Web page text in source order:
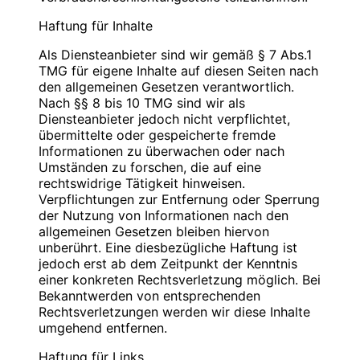
Blauweb.DE Internet-Solutions, Inhaber
Christan Hinzmann
Firmierung: BlauWeb.DE Internet-Solutions
Name: Christian Hinzmann
Strasse: Friedhofsweg 5
PLZ/Ort: 12529 Schönefeld
E-Mail: info@blauweb.de
Telefon: 03379 591001
Telefax: 03379 591 002
Mobil: 0176 277 50500
Umsatzsteuer-Identifikationsnummer gemäß §
27 a Umsatzsteuergesetz:
DE 283623660
Inhaber: Christian Hinzmann
Verantwortlich für den Inhalt nach § 55 Abs. 2
RStV:
Name: Christian Hinzmann
Strasse: Friedhofsweg 5
Verantwortliche Stelle
Name: Christian Hinzmann
Strasse: Friedhofsweg 5
PLZ/Ort: 12529 Schönefeld
E-Mail: info@blauweb.de
Mobil: 0176 277 50500
Cookies
Zur besseren Benutzerführung setzen wir Cookies
ein. Durch die Verwendung von Cookies wird die
Nutzung von Webseiten für den Nutzer vereinfacht.
Bestimmte Seiten sind ohne deren Einsatz nicht oder
nicht fehlerfrei aufrufbar. Diese Gründe stellen auch
das berechtigte Interesse für diese
Datenverarbeitung nach Art. 6 Abs. 1 lit. f DSGVO
dar (die Nutzung von Cookies zu Analysezwecken
wird in einem anderen Punkt behandelt). Gängige
Browser bieten die Einstellungsmöglichkeit, Cookies
Haftung für Inhalte
Als Diensteanbieter sind wir gemäß § 7 Abs.1
TMG für eigene Inhalte auf diesen Seiten nach
den allgemeinen Gesetzen verantwortlich.
Nach §§ 8 bis 10 TMG sind wir als
Diensteanbieter jedoch nicht verpflichtet,
übermittelte oder gespeicherte fremde
Informationen zu überwachen oder nach
Umständen zu forschen, die auf eine
rechtswidrige Tätigkeit hinweisen.
Verpflichtungen zur Entfernung oder Sperrung
der Nutzung von Informationen nach den
allgemeinen Gesetzen bleiben hiervon
unberührt. Eine diesbezügliche Haftung ist
jedoch erst ab dem Zeitpunkt der Kenntnis
einer konkreten Rechtsverletzung möglich. Bei
Bekanntwerden von entsprechenden
Rechtsverletzungen werden wir diese Inhalte
umgehend entfernen.
Haftung für Links